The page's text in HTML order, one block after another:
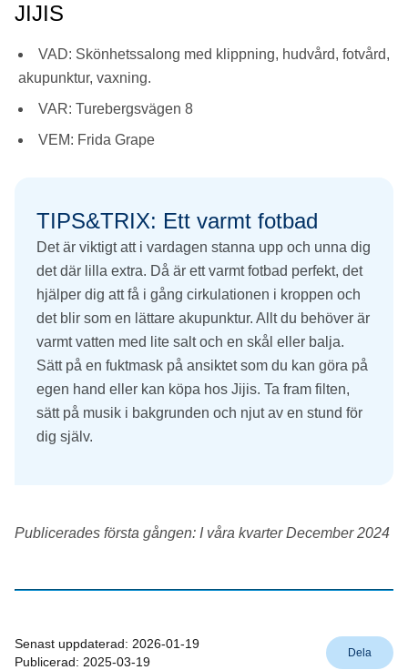
JIJIS
VAD: Skönhetssalong med klippning, hudvård, fotvård,
akupunktur, vaxning.
VAR: Turebergsvägen 8
VEM: Frida Grape
TIPS&TRIX: Ett varmt fotbad
Det är viktigt att i vardagen stanna upp och unna dig
det där lilla extra. Då är ett varmt fotbad perfekt, det
hjälper dig att få i gång cirkulationen i kroppen och
det blir som en lättare akupunktur. Allt du behöver är
varmt vatten med lite salt och en skål eller balja.
Sätt på en fuktmask på ansiktet som du kan göra på
egen hand eller kan köpa hos Jijis. Ta fram filten,
sätt på musik i bakgrunden och njut av en stund för
dig själv.
Publicerades första gången: I våra kvarter December 2024
Senast uppdaterad: 2026-01-19
Publicerad: 2025-03-19
Dela